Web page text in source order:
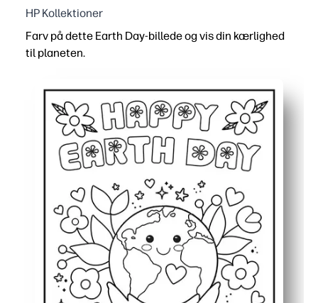
HP Kollektioner
Farv på dette Earth Day-billede og vis din kærlighed
til planeten.